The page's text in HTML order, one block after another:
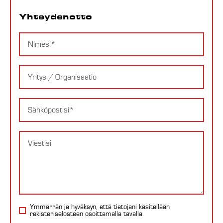
Yhteydenotto
Nimi
Yritys
Email
Viesti
Ymmärrän ja hyväksyn, että tietojani käsitellään
rekisteriselosteen osoittamalla tavalla.